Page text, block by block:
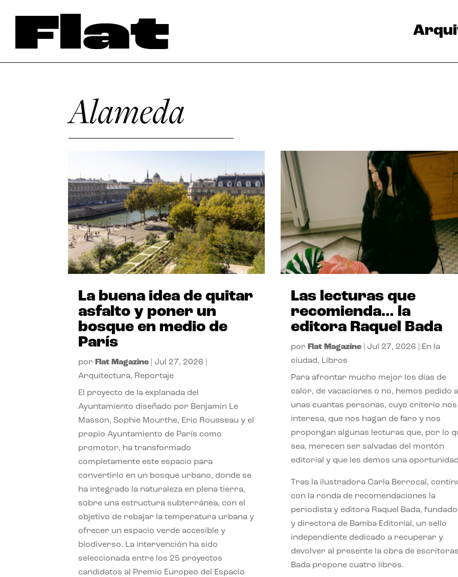
Alameda
La buena idea de quitar
asfalto y poner un
bosque en medio de
París
por Flat Magazine Jul 27, 2026
Arquitectura, Reportaje
El proyecto de la explanada del
Ayuntamiento diseñado por Benjamin Le
Masson, Sophie Mourthe, Eric Rousseau y el
propio Ayuntamiento de París como
promotor, ha transformado
completamente este espacio para
convertirlo en un bosque urbano, donde se
ha integrado la naturaleza en plena tierra,
sobre una estructura subterránea, con el
objetivo de rebajar la temperatura urbana y
ofrecer un espacio verde accesible y
biodiverso. La intervención ha sido
seleccionada entre los 25 proyectos
candidatos al Premio Europeo del Espacio
Las lecturas que
recomienda… la
editora Raquel Bada
por Flat Magazine| Jul 27, 2026
En la
ciudad, Libros
Para afrontar mucho mejor los días de
calor, de vacaciones o no, hemos pedido a
unas cuantas personas, cuyo criterio nos
interesa, que nos hagan de faro y nos
propongan algunas lecturas que, por lo
sea, merecen ser salvadas del montón
editorial y que les demos una
Tras la ilustradora Carla Berrocal,
con la ronda de recomendaciones la
periodista y editora Raquel Bada,
y directora de Bamba Editorial, un sello
independiente dedicado a recuperar y
devolver al presente la obra de
Bada propone cuatro libros.